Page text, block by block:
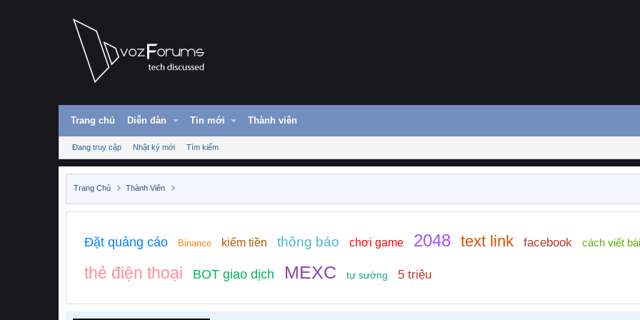
Trang chủ Diễn đàn Tin mới Thành viên
Đang truy cập Nhật ký mới Tìm kiếm
Trang Chủ Thành Viên
Đặt quảng cáo Binance kiếm tiền thông báo chơi game 2048 text link facebook cách viết bài
thẻ điện thoại BOT giao dịch MEXC tự sướng 5 triệu